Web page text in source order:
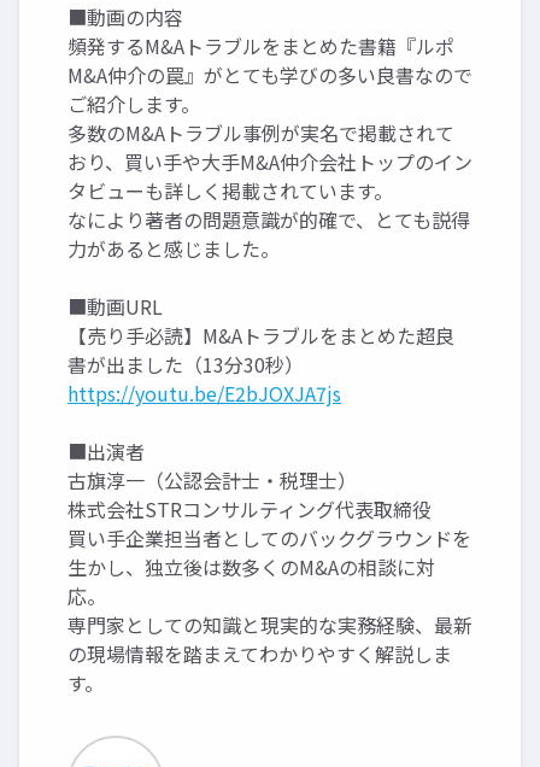
■動画の内容
頻発するM&Aトラブルをまとめた書籍『ルポ
M&A仲介の罠』がとても学びの多い良書なので
ご紹介します。
多数のM&Aトラブル事例が実名で掲載されて
おり、買い手や大手M&A仲介会社トップのイン
タビューも詳しく掲載されています。
なにより著者の問題意識が的確で、とても説得
力があると感じました。
■動画URL
【売り手必読】M&Aトラブルをまとめた超良
書が出ました（13分30秒）
https://youtu.be/E2bJOXJA7js
■出演者
古旗淳一（公認会計士・税理士）
株式会社STRコンサルティング代表取締役
買い手企業担当者としてのバックグラウンドを
生かし、独立後は数多くのM&Aの相談に対
応。
専門家としての知識と現実的な実務経験、最新
の現場情報を踏まえてわかりやすく解説しま
す。